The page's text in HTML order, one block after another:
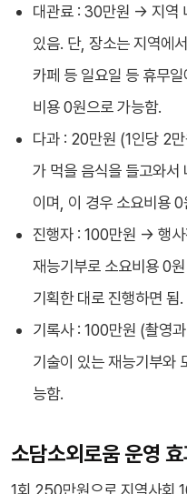
대관료 : 30만원 -> 지역
있음. 단, 장소는 지역에
카페 등 일요일 등 휴무
비용 0원으로 가능함.
다과 : 20만원 (1인당 2
가 먹을 음식을 들고와서
이며, 이 경우 소요비용
진행자 : 100만원 -> 행
재능기부로 소요비용 0
기획한 대로 진행하면 됨.
기록사 : 100만원 (촬영
기술이 있는 재능기부와
능함.
소담소외로움 운영
1회 250만원으로 지역사회